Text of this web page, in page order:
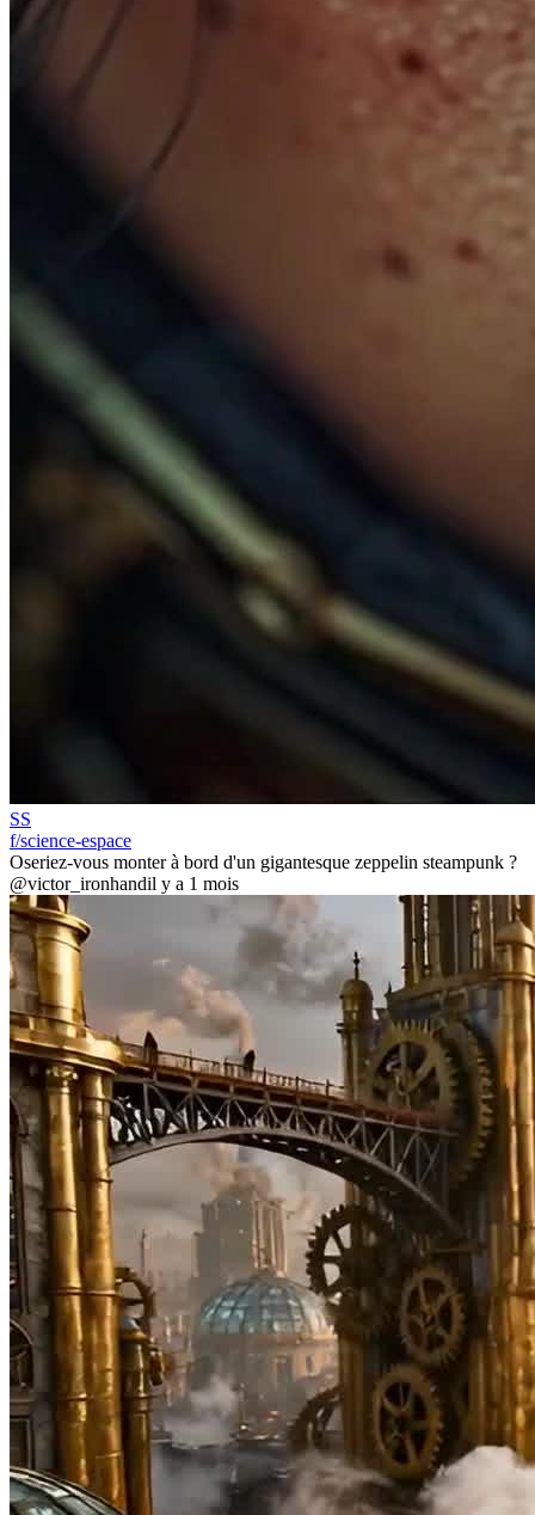
SS
f/science-espace
Oseriez-vous monter à bord d'un gigantesque zeppelin steampunk ?
@victor_ironhandil y a 1 mois